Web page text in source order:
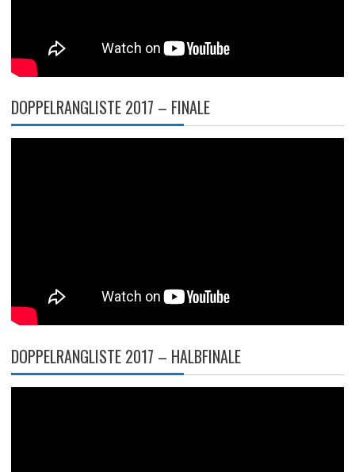
DOPPELRANGLISTE 2017 – FINALE
DOPPELRANGLISTE 2017 – HALBFINALE